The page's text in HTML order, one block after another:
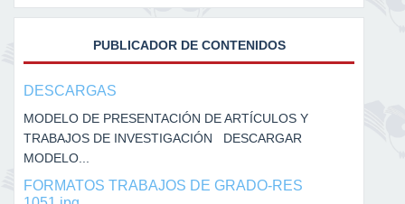
PUBLICADOR DE CONTENIDOS
DESCARGAS
MODELO DE PRESENTACIÓN DE ARTÍCULOS Y
TRABAJOS DE INVESTIGACIÓN DESCARGAR
MODELO...
FORMATOS TRABAJOS DE GRADO-RES